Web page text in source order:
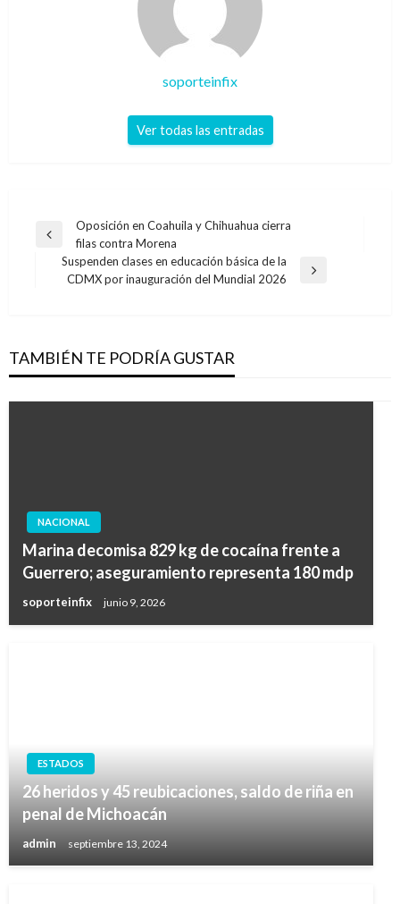
soporteinfix
Ver todas las entradas
Navegación
entradas
Entrada
anterior
Oposición en Coahuila y Chihuahua cierra
filas contra Morena
Entrada
Suspenden clases en educación básica de la
CDMX por inauguración del Mundial 2026
TAMBIÉN TE PODRÍA GUSTAR
NACIONAL
Marina decomisa 829 kg de cocaína frente a
Guerrero; aseguramiento representa 180 mdp
soporteinfix junio 9, 2026
ESTADOS
26 heridos y 45 reubicaciones, saldo de riña en
penal de Michoacán
admin septiembre 13, 2024